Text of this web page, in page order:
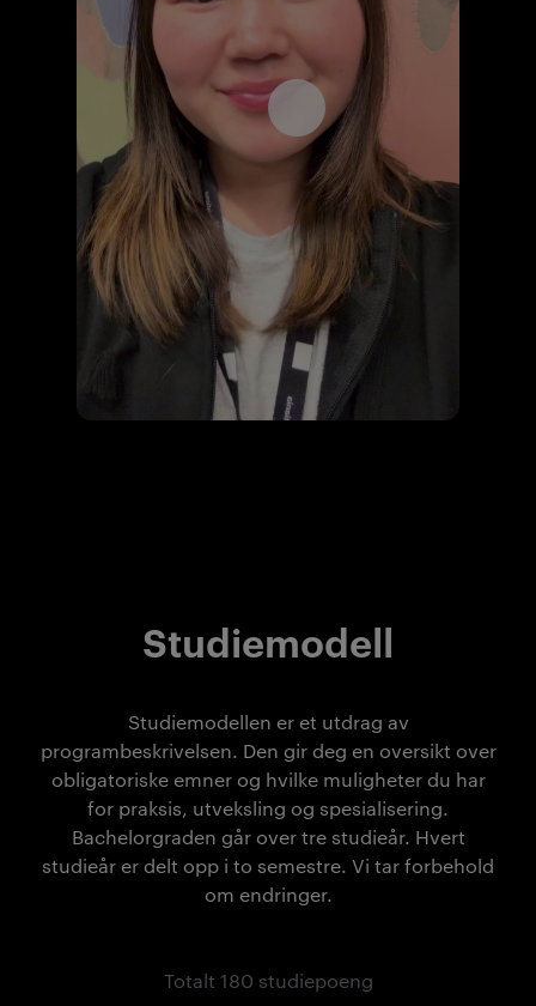
Åpne videospilleren
Studiemodell
Studiemodellen er et utdrag av
programbeskrivelsen. Den gir deg en oversikt over
obligatoriske emner og hvilke muligheter du har
for praksis, utveksling og spesialisering.
Bachelorgraden går over tre studieår. Hvert
studieår er delt opp i to semestre. Vi tar forbehold
om endringer.
Totalt 180 studiepoeng